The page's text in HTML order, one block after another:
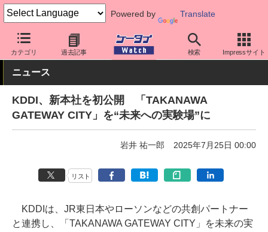
Powered by Translate
カテゴリ 過去記事 検索 Impressサイト
ケータイ Watch キャリア au その他
ニュース
KDDI、新本社を初公開 「TAKANAWA
GATEWAY CITY」を“未来への実験場”に
岩井 祐一郎 2025年7月25日 00:00
リスト
KDDIは、JR東日本やローソンなどの共創パートナー
と連携し、「TAKANAWA GATEWAY CITY」を未来の実